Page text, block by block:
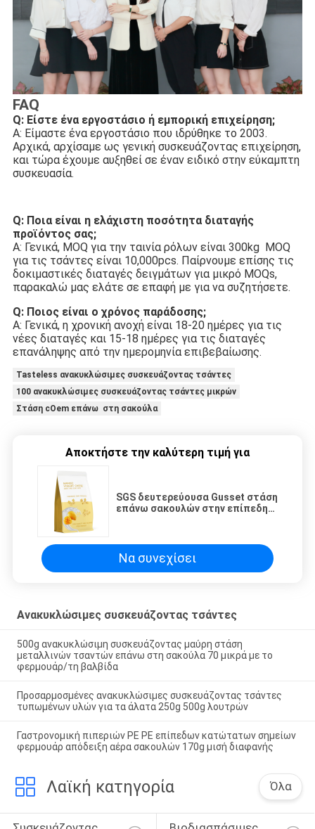
FAQ
Q: Είστε ένα εργοστάσιο ή εμπορική επιχείρηση;
Α: Είμαστε ένα εργοστάσιο που ιδρύθηκε το 2003.
Αρχικά, αρχίσαμε ως γενική συσκευάζοντας επιχείρηση,
και τώρα έχουμε αυξηθεί σε έναν ειδικό στην εύκαμπτη
συσκευασία.
Q: Ποια είναι η ελάχιστη ποσότητα διαταγής
προϊόντος σας;
Α: Γενικά, MOQ για την ταινία ρόλων είναι 300kg  MOQ
για τις τσάντες είναι 10,000pcs. Παίρνουμε επίσης τις
δοκιμαστικές διαταγές δειγμάτων για μικρό MOQs,
παρακαλώ μας ελάτε σε επαφή με για να συζητήσετε.
Q: Ποιος είναι ο χρόνος παράδοσης;
Α: Γενικά, η χρονική ανοχή είναι 18-20 ημέρες για τις
νέες διαταγές και 15-18 ημέρες για τις διαταγές
επανάληψης από την ημερομηνία επιβεβαίωσης.
Tasteless ανακυκλώσιμες συσκευάζοντας τσάντες
100 ανακυκλώσιμες συσκευάζοντας τσάντες μικρών
Στάση cOem επάνω στη σακούλα
Αποκτήστε την καλύτερη τιμή για
SGS δευτερεύουσα Gusset στάση
επάνω σακουλών στην επίπεδη
φραγμών
Να συνεχίσει
Ανακυκλώσιμες συσκευάζοντας τσάντες
500g ανακυκλώσιμη συσκευάζοντας μαύρη στάση
μεταλλινών τσαντών επάνω στη σακούλα 70 μικρά με το
φερμουάρ/τη βαλβίδα
Προσαρμοσμένες ανακυκλώσιμες συσκευάζοντας τσάντες
τυπωμένων υλών για τα άλατα 250g 500g λουτρών
Γαστρονομική πιπεριών PE PE επίπεδων κατώτατων σημείων
φερμουάρ απόδειξη αέρα σακουλών 170g μισή διαφανής
Λαϊκή κατηγορία Όλα